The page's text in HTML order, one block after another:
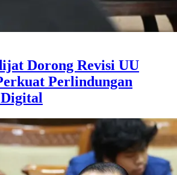
Dorong Revisi UU
Perlindungan